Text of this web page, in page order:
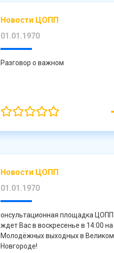
Новости ЦОПП
01.01.1970
Разговор о важном
Новости ЦОПП
01.01.1970
онсультационная площадка ЦОПП
ждет Вас в воскресенье в 14:00 на
Молодёжных выходных в Великом
Новгороде!